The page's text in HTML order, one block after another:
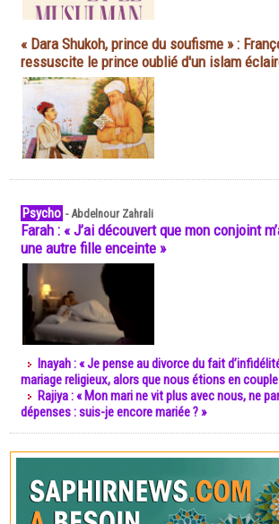
« Dara Shukoh, prince du soufisme » :
ressuscite le prince oublié d'un islam
Psycho -Abdelnour Zahrali
Farah : « J’ai découvert que mon conjoint
une autre fille enceinte »
Inayah : « Je pense au divorce du fait
mariage religieux, alors que nous étions en
Rajiya : « Mon mari ne vit plus avec nous, ne
dépenses : suis-je encore mariée ? »